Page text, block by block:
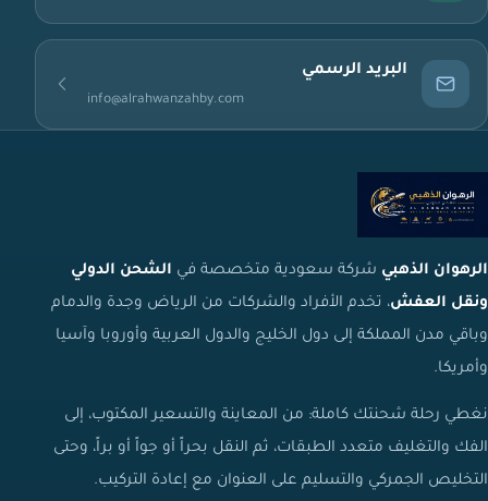
البريد الرسمي
info@alrahwanzahby.com
الرهوان الذهبي شركة سعودية متخصصة في الشحن الدولي
ونقل العفش، تخدم الأفراد والشركات من الرياض وجدة والدمام
وباقي مدن المملكة إلى دول الخليج والدول العربية وأوروبا وآسيا
وأمريكا.
نغطي رحلة شحنتك كاملة: من المعاينة والتسعير المكتوب، إلى
الفك والتغليف متعدد الطبقات، ثم النقل بحراً أو جواً أو براً، وحتى
التخليص الجمركي والتسليم على العنوان مع إعادة التركيب.